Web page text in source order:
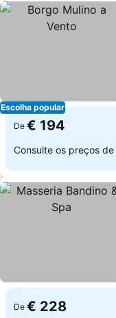
Escolha popular
De € 194
Consulte os preços de
De € 228